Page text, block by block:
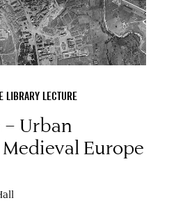
LIBRARY LECTURE
– Urban
Europe